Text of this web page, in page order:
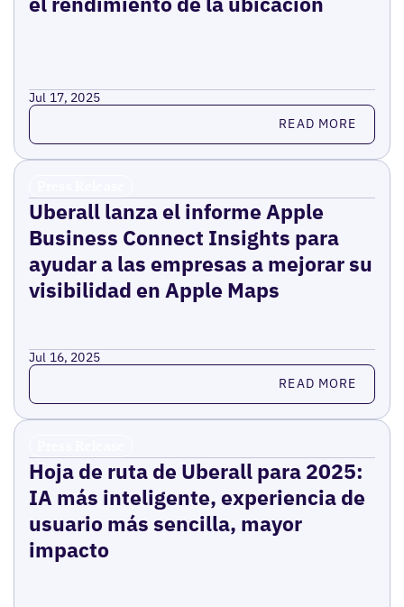
Jul 17, 2025
Read more READ MORE
Uberall lanza el informe Apple
Business Connect Insights para
ayudar a las empresas a mejorar su
visibilidad en Apple Maps
Jul 16, 2025
Read more READ MORE
Hoja de ruta de Uberall para 2025:
IA más inteligente, experiencia de
usuario más sencilla, mayor
impacto